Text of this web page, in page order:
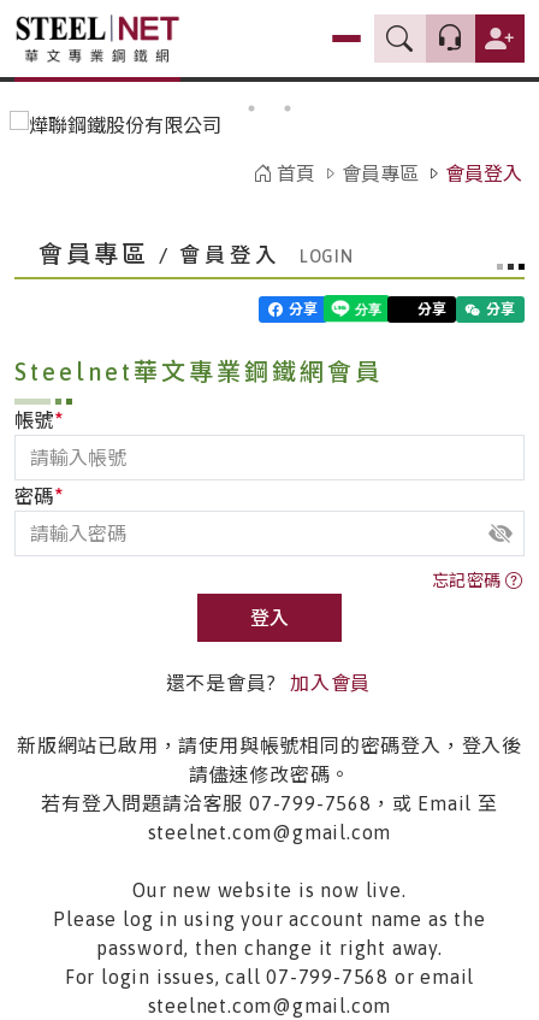
首頁 會員專區 會員登入
會員專區 / 會員登入
分享 分享 分享
Steelnet華文專業鋼鐵網會員
帳號*
密碼*
忘記密碼
登入
還不是會員? 加入會員
新版網站已啟用，請使用與帳號相同的密碼登入，登入後
請儘速修改密碼。
若有登入問題請洽客服 07-799-7568，或 Email 至
steelnet.com@gmail.com
Our new website is now live.
Please log in using your account name as the
password, then change it right away.
For login issues, call 07-799-7568 or email
steelnet.com@gmail.com